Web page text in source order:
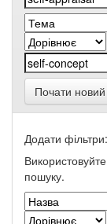
Почати
Додати фільтри:
пошуку.